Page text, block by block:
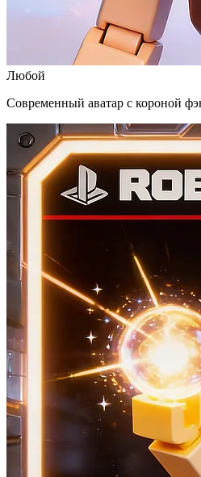
Любой
Современный аватар с короной